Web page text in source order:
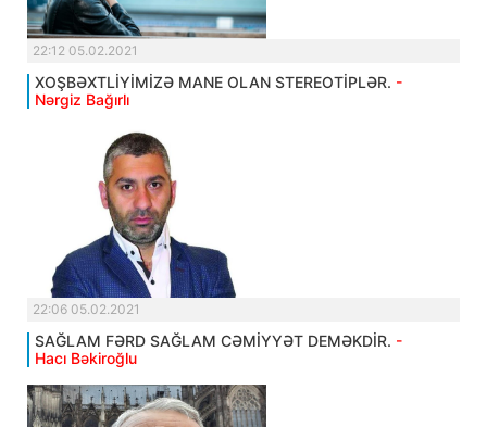
22:12 05.02.2021
XOŞBƏXTLİYİMİZƏ MANE OLAN STEREOTİPLƏR. -
Nərgiz Bağırlı
22:06 05.02.2021
SAĞLAM FƏRD SAĞLAM CƏMİYYƏT DEMƏKDİR. -
Hacı Bəkiroğlu